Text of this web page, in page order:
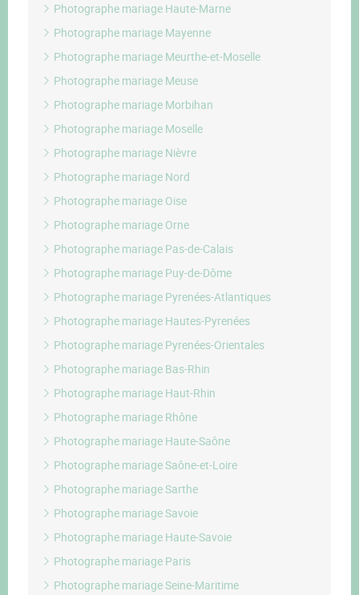
Photographe mariage Haute-Marne
Photographe mariage Mayenne
Photographe mariage Meurthe-et-Moselle
Photographe mariage Meuse
Photographe mariage Morbihan
Photographe mariage Moselle
Photographe mariage Nièvre
Photographe mariage Nord
Photographe mariage Oise
Photographe mariage Orne
Photographe mariage Pas-de-Calais
Photographe mariage Puy-de-Dôme
Photographe mariage Pyrenées-Atlantiques
Photographe mariage Hautes-Pyrenées
Photographe mariage Pyrenées-Orientales
Photographe mariage Bas-Rhin
Photographe mariage Haut-Rhin
Photographe mariage Rhône
Photographe mariage Haute-Saône
Photographe mariage Saône-et-Loire
Photographe mariage Sarthe
Photographe mariage Savoie
Photographe mariage Haute-Savoie
Photographe mariage Paris
Photographe mariage Seine-Maritime